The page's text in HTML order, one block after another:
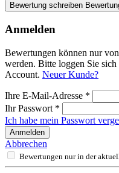
Bewertung schreiben
Anmelden
Bewertungen können nur
werden. Bitte loggen Sie sich
Account. Neuer Kunde?
Ihre E-Mail-Adresse *
Ihr Passwort *
Ich habe mein Passwort
Anmelden
Abbrechen
Bewertungen nur in der